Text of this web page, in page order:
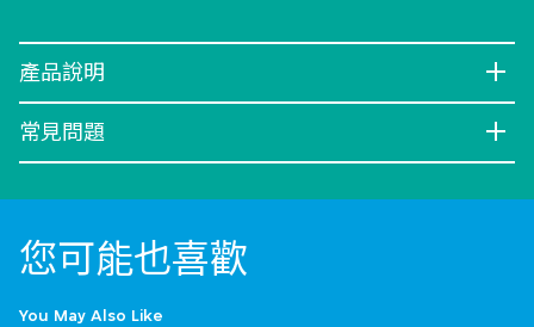
產品說明
常見問題
您可能也喜歡
You May Also Like